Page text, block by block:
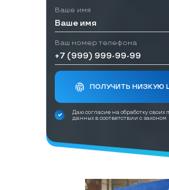
Ваше имя
Ваш номер телефона
ПОЛУЧИТЬ НИЗКУЮ
Даю согласие на обработку своих
данных в соответствии с законом